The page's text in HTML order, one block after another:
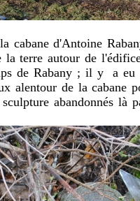
cabane d'Antoine
la terre autour de
de Rabany ; il y a eu
alentour de la cabane
sculpture abandonnés là